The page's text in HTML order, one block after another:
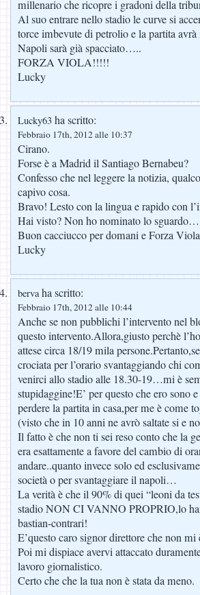
millenario che ricopre i gradoni della
Al suo entrare nello stadio le curve si
torce imbevute di petrolio e la partita
Napoli sarà già spacciato…..
FORZA VIOLA!!!!!
Lucky
Lucky63 ha scritto:
Febbraio 17th, 2012 alle 10:37
Cirano.
Forse è a Madrid il Santiago Bernabeu?
Confesso che nel leggere la notizia,
capivo cosa.
Bravo! Lesto con la lingua e rapido con
Hai visto? Non ho nominato lo
Buon cacciucco per domani e Forza
Lucky
bervaha scritto:
Febbraio 17th, 2012 alle 10:44
Anche se non pubblichi l’intervento nel
questo intervento.Allora,giusto perchè
attese circa 18/19 mila
crociata per l’orario svantaggiando chi
venirci allo stadio alle 18.30-19…mi è
stupidaggine!E’ per questo che ero sono
perdere la partita in casa,per me è come
(visto che in 10 anni ne avrò saltate si e
Il fatto è che non ti sei reso conto che la
era esattamente a favore del cambio di
andare..quanto invece solo ed
società o per svantaggiare il napoli…
La verità è che il 90% di quei “leoni da
stadio NON CI VANNO PROPRIO,lo
bastian-contrari!
E’questo caro signor direttore che non mi
Poi mi dispiace avervi attaccato
lavoro giornalistico.
Certo che che la tua non è stata da meno.